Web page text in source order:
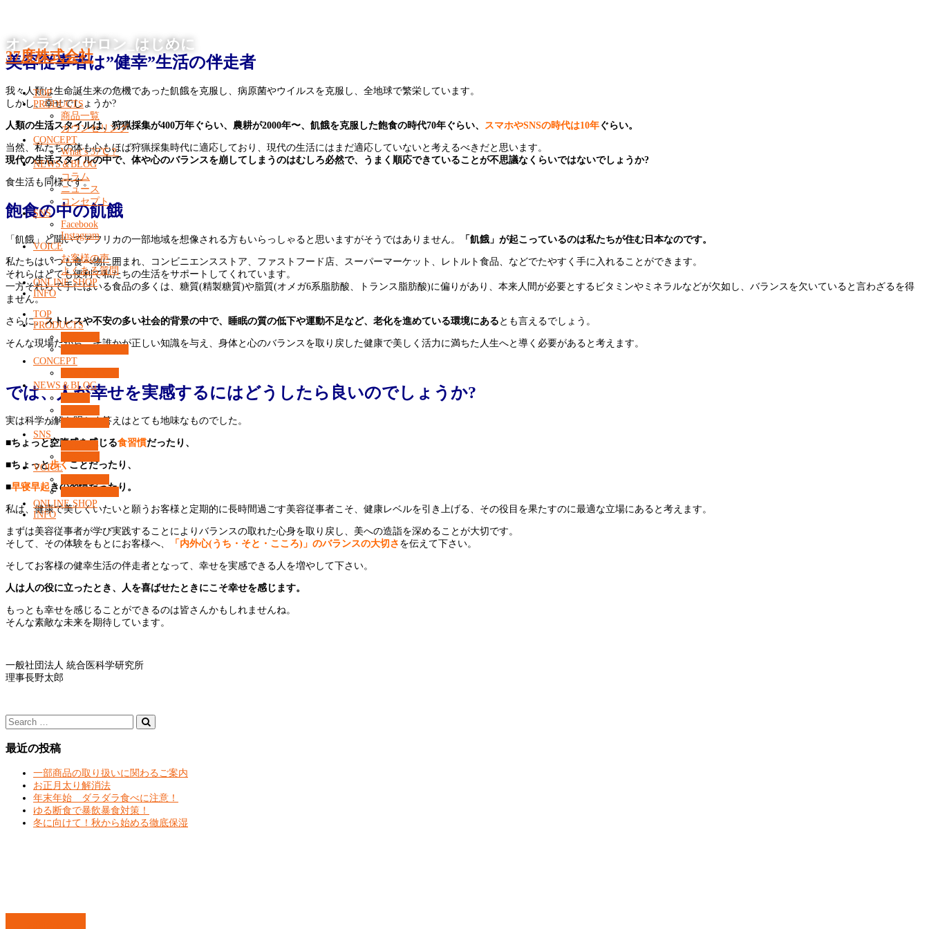
37度株式会社
TOP
PRODUCTS
商品一覧
カウンセリング
CONCEPT
What’s 37℃？
NEWS＆BLOG
コラム
ニュース
コンセプト
SNS
Facebook
Instagram
VOICE
お客様の声
よくある質問
ONLINE SHOP
INFO
TOP
PRODUCTS
CONCEPT
NEWS＆BLOG
SNS
VOICE
ONLINE SHOP
INFO
オンラインサロン_はじめに
美容従事者は”健幸”生活の伴走者
我々人類は生命誕生来の危機であった飢餓を克服し、病原菌やウイルスを克服し、全地球で繁栄しています。
しかし、幸せでしょうか?
人類の生活スタイルは、狩猟採集が400万年ぐらい、農耕が2000年〜、飢餓を克服した飽食の時代70年ぐらい、 スマホやSNSの時代は10年 ぐらい。
当然、私たちの体も心もほば狩猟採集時代に適応しており、現代の生活にはまだ適応していないと考えるべきだと思います。
現代の生活スタイルの中で、体や心のバランスを崩してしまうのはむしろ必然で、うまく順応できていることが不思議なくらいではないでしょうか?
食生活も同様です。
飽食の中の飢餓
「飢餓」と聞いてアフリカの一部地域を想像される方もいらっしゃると思いますがそうではありません。 「飢餓」が起こっているのは私たちが住む日本なのです。
私たちはいつも食べ物に囲まれ、コンビニエンスストア、ファストフード店、スーパーマーケット、レトルト食品、などでたやすく手に入れることができます。
それらはとても便利で私たちの生活をサポートしてくれています。
一方それらで手にはいる食品の多くは、糖質(精製糖質)や脂質(オメガ6系脂肪酸、トランス脂肪酸)に偏りがあり、本来人間が必要とするビタミンやミネラルなどが欠如し、バランスを欠いていると言わざるを得
ません。
さらに、ストレスや不安の多い社会的背景の中で、睡眠の質の低下や運動不足など、老化を進めている環境にある とも言えるでしょう。
そんな現場だからこそ誰かが正しい知識を与え、身体と心のバランスを取り戻した健康で美しく活力に満ちた人生へと導く必要があると考えます。
では、人が幸せを実感するにはどうしたら良いのでしょうか?
実は科学が解き明かす答えはとても地味なものでした。
■ちょっと空腹感を感じる食習慣だったり、
■ちょっと歩くことだったり、
■早寝早起 きの習慣だったり。
私は、健康で美しくいたいと願うお客様と定期的に長時間過ごす美容従事者こそ、健康レベルを引き上げる、その役目を果たすのに最適な立場にあると考えます。
まずは美容従事者が学び実践することによりバランスの取れた心身を取り戻し、美への造詣を深めることが大切です。
そして、その体験をもとにお客様へ、
「内外心(うち・そと・こころ)」のバランスの大切さ を伝えて下さい。
そしてお客様の健幸生活の伴走者となって、幸せを実感できる人を増やして下さい。
人は人の役に立ったとき、人を喜ばせたときにこそ幸せを感じます。
もっとも幸せを感じることができるのは皆さんかもしれませんね。
そんな素敵な未来を期待しています。
一般社団法人 統合医科学研究所
理事長野太郎
最近の投稿
一部商品の取り扱いに関わるご案内
お正月太り解消法
年末年始 ダラダラ食べに注意！
ゆる断食で暴飲暴食対策！
冬に向けて！秋から始める徹底保湿